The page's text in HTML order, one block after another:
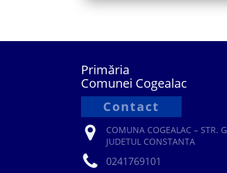
Primăria
Comunei Cogealac
Contact
COMUNA COGEALAC – STR.
JUDETUL CONSTANTA
0241769101